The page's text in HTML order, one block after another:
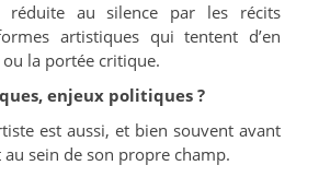
réduite au silence par les récits
artistiques qui tentent d’en
la portée critique.
enjeux politiques ?
est aussi, et bien souvent avant
sein de son propre champ.